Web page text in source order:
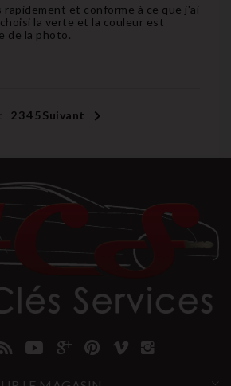
rapidement et conforme à ce que j'ai
la verte et la couleur est
de la photo.
234 5Suivant 